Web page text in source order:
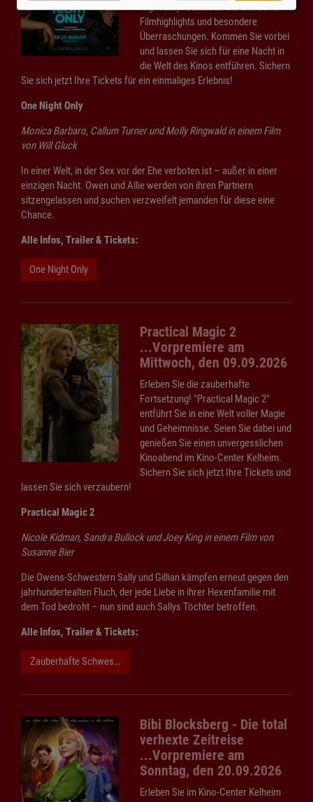
Night Only! Genießen Sie exklusive
Filmhighlights und besondere
Überraschungen. Kommen Sie vorbei
und lassen Sie sich für eine Nacht in
die Welt des Kinos entführen. Sichern
Sie sich jetzt Ihre Tickets für ein einmaliges Erlebnis!
One Night Only
Monica Barbaro, Callum Turner und Molly Ringwald in einem Film
von Will Gluck
In einer Welt, in der Sex vor der Ehe verboten ist – außer in einer
einzigen Nacht. Owen und Allie werden von ihren Partnern
sitzengelassen und suchen verzweifelt jemanden für diese eine
Chance.
Alle Infos, Trailer & Tickets:
One Night Only
Practical Magic 2
...Vorpremiere am
Mittwoch, den 09.09.2026
Erleben Sie die zauberhafte
Fortsetzung! "Practical Magic 2"
entführt Sie in eine Welt voller Magie
und Geheimnisse. Seien Sie dabei und
genießen Sie einen unvergesslichen
Kinoabend im Kino-Center Kelheim.
Sichern Sie sich jetzt Ihre Tickets und
lassen Sie sich verzaubern!
Practical Magic 2
Nicole Kidman, Sandra Bullock und Joey King in einem Film von
Susanne Bier
Die Owens-Schwestern Sally und Gillian kämpfen erneut gegen den
jahrhundertealten Fluch, der jede Liebe in ihrer Hexenfamilie mit
dem Tod bedroht – nun sind auch Sallys Töchter betroffen.
Alle Infos, Trailer & Tickets:
Zauberhafte Schwestern 2
Bibi Blocksberg - Die total
verhexte Zeitreise
...Vorpremiere am
Sonntag, den 20.09.2026
Erleben Sie im Kino-Center Kelheim